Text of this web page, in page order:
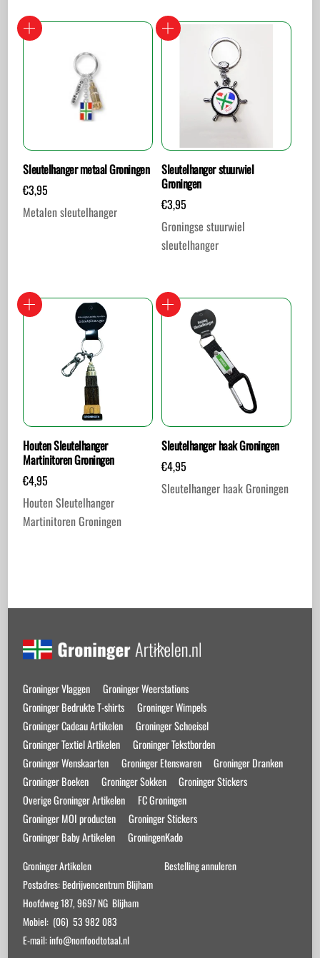
Sleutelhanger metaal Groningen
€3,95
Metalen sleutelhanger
Sleutelhanger stuurwiel
Groningen
€3,95
Groningse stuurwiel
sleutelhanger
Houten Sleutelhanger
Martinitoren Groningen
€4,95
Houten Sleutelhanger
Martinitoren Groningen
Sleutelhanger haak Groningen
€4,95
Sleutelhanger haak Groningen
Back
Top
Groninger Vlaggen
Groninger Weerstations
Groninger Bedrukte T-shirts
Groninger Wimpels
Groninger Cadeau Artikelen
Groninger Schoeisel
Groninger Textiel Artikelen
Groninger Tekstborden
Groninger Wenskaarten
Groninger Etenswaren
Groninger Dranken
Groninger Boeken
Groninger Sokken
Groninger Stickers
Overige Groninger Artikelen
FC Groningen
Groninger MOI producten
Groninger Stickers
Groninger Baby Artikelen
GroningenKado
Groninger Artikelen
Postadres: Bedrijvencentrum Blijham
Hoofdweg 187, 9697 NG Blijham
Mobiel: (06) 53 982 083
E-mail: info@nonfoodtotaal.nl
Bestelling annuleren